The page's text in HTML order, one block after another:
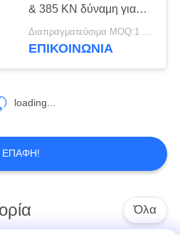
54
5
& 385 KN δύναμη για
σκληρό έδαφος
στοίβασης
Διαπραγματεύσιμα MOQ:1 ΣΥΝΟΛΟ
ΕΠΙΚΟΙΝΩΝΙΑ
loading...
ΕΠΑΦΉ!
Όλα